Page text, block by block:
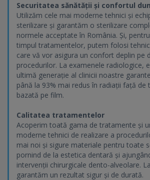
Securitatea sănătății și confortul
Utilizăm cele mai moderne tehnici și
sterilizare și garantăm o sterilizare
normele acceptate în România. Și,
timpul tratamentelor, putem folosi
care vă vor asigura un confort deplin pe
procedurilor. La examenele radiologice,
ultimă generație al clinicii noastre
până la 93% mai redus în radiații față de
bazată pe film.
Calitatea tratamentelor
Acoperim toată gama de tratamente și
moderne tehnici de realizare a
mai noi și sigure materiale pentru toate
pornind de la estetica dentară și
intervenții chirurgicale dento-alveolare.
garantăm un rezultat sigur și de durată.